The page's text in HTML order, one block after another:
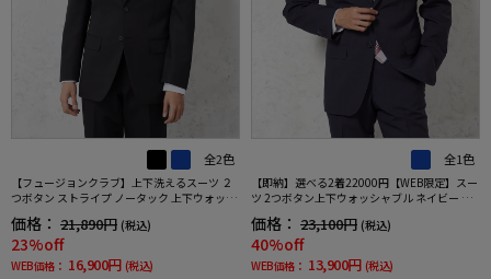
全2色
【フュージョンクラブ】上下洗えるスーツ ２
つボタン ストライプ ノータック 上下ウォッシ
ャブル 通年 ポリエステル100%
価格： 21,890円 (税込)
23%off
WEB価格： 16,900円 (税込)
全1色
【即納】選べる2着22000円【WEB限定】スー
ツ 2つボタン上下ウォッシャブル ネイビー チ
ェック
価格： 23,100円 (税込)
40%off
WEB価格： 13,900円 (税込)